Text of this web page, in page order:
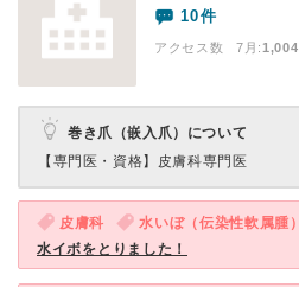
10件
アクセス数 7月:1,004
巻き爪（嵌入爪）について
【専門医・資格】 皮膚科専門医
皮膚科 水いぼ（伝染性軟属腫）
水イボをとりました！